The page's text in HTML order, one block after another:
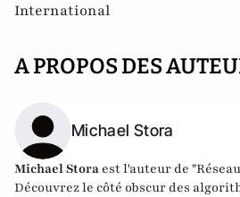
International
A PROPOS DES
Michael Stora
Michael Stora est l'auteur de
Découvrez le côté obscur des